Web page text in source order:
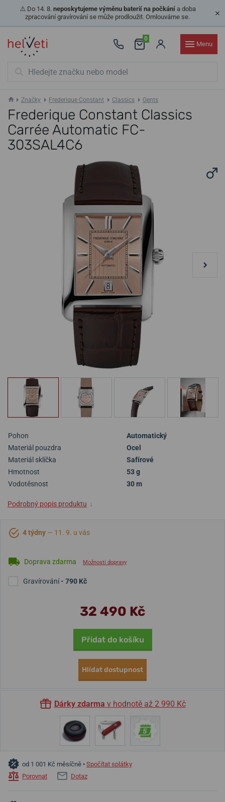
⚠️ Do 14. 8. neposkytujeme výměnu baterií na počkánía doba
zpracování gravírování se může prodloužit. Omlouváme se.
0
Menu
Značky Frederique Constant Classics Gents
Frederique Constant Classics
Carrée Automatic FC-
303SAL4C6
Pohon
Automatický
Materiál pouzdra
Ocel
Materiál sklíčka
Safírové
Hmotnost
53 g
Vodotěsnost
30 m
Podrobný popis produktu ↓
4 týdny — 11. 9. u vás
Doprava zdarma Možnosti dopravy
Gravírování- 790 Kč
32 490 Kč
Přidat do košíku
Hlídat dostupnost
Dárky zdarma v hodnotě až 2 990 Kč
od 1 001 Kč měsíčně • Spočítat splátky
Porovnat
Dotaz